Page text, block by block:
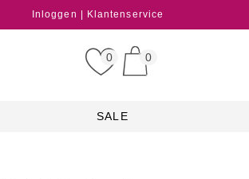
Inloggen Klantenservice
0 0
SALE